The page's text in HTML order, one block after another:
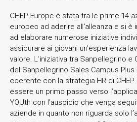
CHEP Europe è stata tra le prime 14
europeo ad aderire all’alleanza e si è
ad elaborare numerose iniziative
assicurare ai giovani un’esperienza
valore. L’iniziativa tra Sanpellegrino e
del Sanpellegrino Sales Campus
coerente con la strategia HR di
essere un primo passo verso
YOUth con l’auspicio che venga
aziende in quanto non riguarda solo